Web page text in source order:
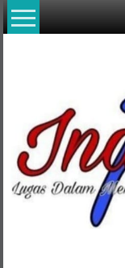
Lompat
ke